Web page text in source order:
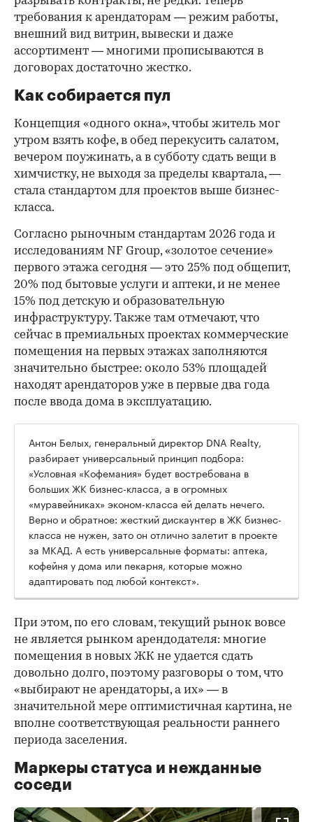
требования к арендаторам — режим работы,
внешний вид витрин, вывески и даже
ассортимент — многими прописываются в
договорах достаточно жестко.
Как собирается пул
Концепция «одного окна», чтобы житель мог
утром взять кофе, в обед перекусить салатом,
вечером поужинать, а в субботу сдать вещи в
химчистку, не выходя за пределы квартала, —
стала стандартом для проектов выше бизнес-
класса.
Согласно рыночным стандартам 2026 года и
исследованиям NF Group, «золотое сечение»
первого этажа сегодня — это 25% под общепит,
20% под бытовые услуги и аптеки, и не менее
15% под детскую и образовательную
инфраструктуру. Также там отмечают, что
сейчас в премиальных проектах коммерческие
помещения на первых этажах заполняются
значительно быстрее: около 53% площадей
находят арендаторов уже в первые два года
после ввода дома в эксплуатацию.
Антон Белых, генеральный директор DNA Realty,
разбирает универсальный принцип подбора:
«Условная «Кофемания» будет востребована в
больших ЖК бизнес-класса, а в огромных
«муравейниках» эконом-класса ей делать нечего.
Верно и обратное: жесткий дискаунтер в ЖК бизнес-
класса не нужен, зато он отлично залетит в проекте
за МКАД. А есть универсальные форматы: аптека,
кофейня у дома или пекарня, которые можно
адаптировать под любой контекст».
При этом, по его словам, текущий рынок вовсе
не является рынком арендодателя: многие
помещения в новых ЖК не удается сдать
довольно долго, поэтому разговоры о том, что
«выбирают не арендаторы, а их» — в
значительной мере оптимистичная картина, не
вполне соответствующая реальности раннего
периода заселения.
Маркеры статуса и нежданные
соседи